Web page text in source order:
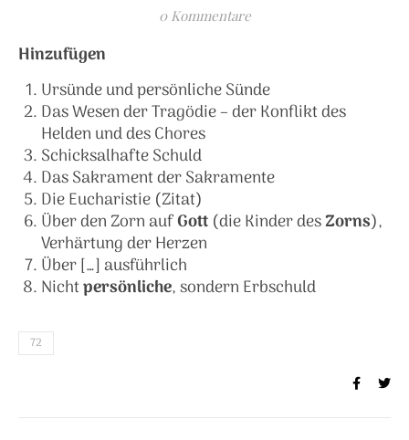
0 Kommentare
Hinzufügen
Ursünde und persönliche Sünde
Das Wesen der Tragödie – der Konflikt des
Helden und des Chores
Schicksalhafte Schuld
Das Sakrament der Sakramente
Die Eucharistie (Zitat)
Über den Zorn aufGott (die Kinder desZorns),
Verhärtung der Herzen
Über […] ausführlich
Nichtpersönliche, sondern Erbschuld
72